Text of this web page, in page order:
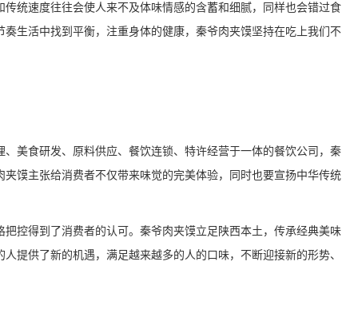
统速度往往会使人来不及体味情感的含蓄和细腻，同样也会错过食
生活中找到平衡，注重身体的健康，秦爷肉夹馍坚持在吃上我们不
美食研发、原料供应、餐饮连锁、特许经营于一体的餐饮公司，秦
馍主张给消费者不仅带来味觉的完美体验，同时也要宣扬中华传统
控得到了消费者的认可。秦爷肉夹馍立足陕西本土，传承经典美味
提供了新的机遇，满足越来越多的人的口味，不断迎接新的形势、